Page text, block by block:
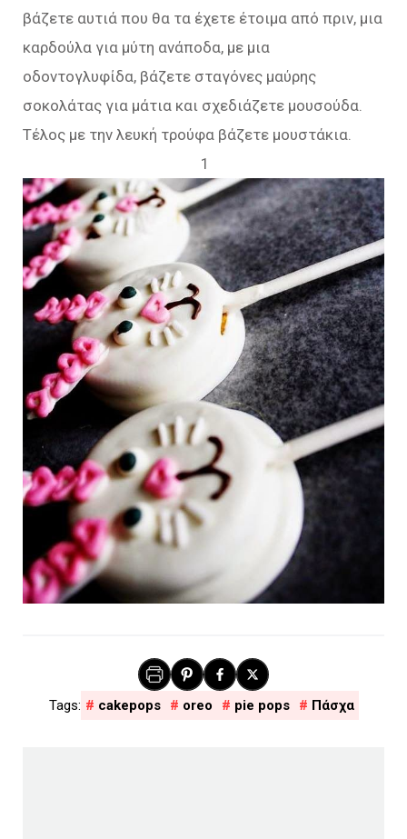
βάζετε αυτιά που θα τα έχετε έτοιμα από πριν, μια
καρδούλα για μύτη ανάποδα, με μια
οδοντογλυφίδα, βάζετε σταγόνες μαύρης
σοκολάτας για μάτια και σχεδιάζετε μουσούδα.
Τέλος με την λευκή τρούφα βάζετε μουστάκια.
1
cakepops oreo pie pops Πάσχα